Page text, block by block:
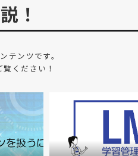
！
テンツです。
ください！